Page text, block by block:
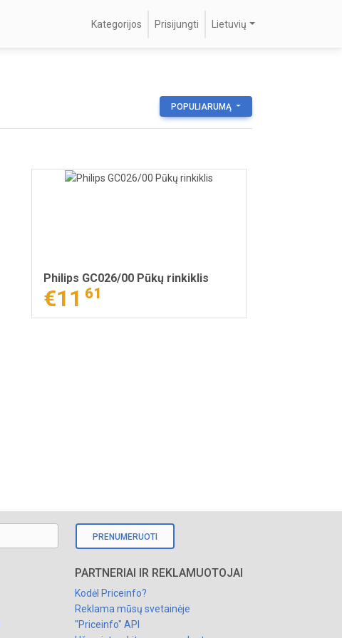
Kategorijos Prisijungti Lietuvių
POPULIARUMĄ
Philips GC026/00 Pūkų rinkiklis
€11 61
PRENUMERUOTI
PARTNERIAI IR REKLAMUOTOJAI
Kodėl Priceinfo?
Reklama mūsų svetainėje
"Priceinfo" API